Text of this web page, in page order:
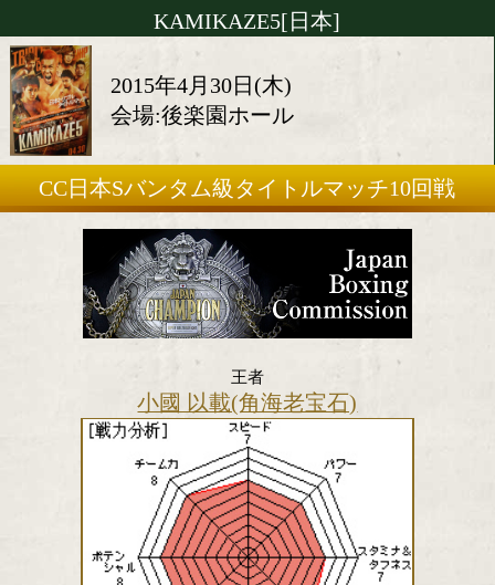
選手検索 TV･ネット欄 ランキング
KAMIKAZE5[日本]
2015年4月30日(木)
会場:後楽園ホール
CC日本Sバンタム級タイトルマッチ
王者
小國 以載(角海老宝石)